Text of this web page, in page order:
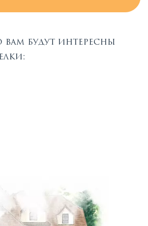
вам будут интересны